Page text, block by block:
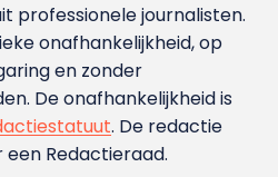
professionele journalisten.
onafhankelijkheid, op
en zonder
De onafhankelijkheid is
. De redactie
Redactieraad.